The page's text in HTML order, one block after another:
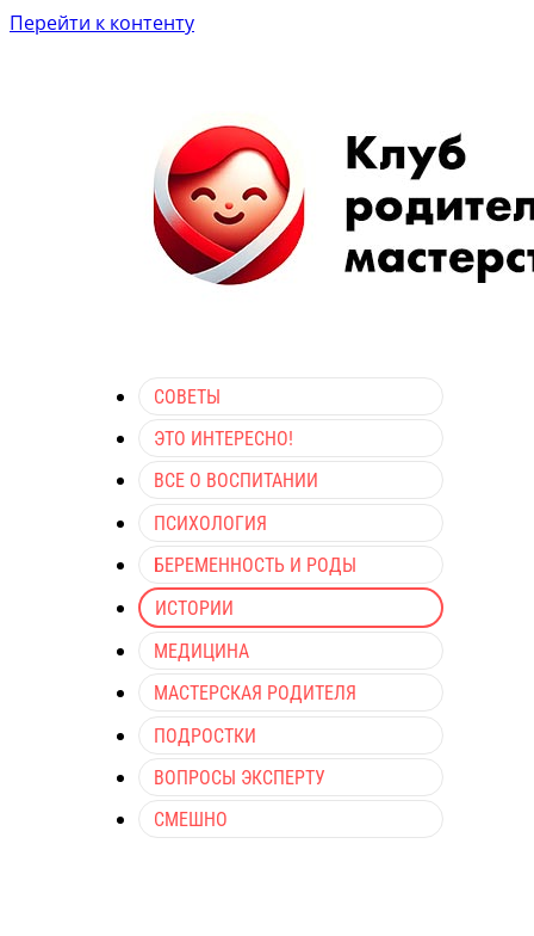
Перейти к контенту
СОВЕТЫ
ЭТО ИНТЕРЕСНО!
ВСЕ О ВОСПИТАНИИ
ПСИХОЛОГИЯ
БЕРЕМЕННОСТЬ И РОДЫ
ИСТОРИИ
МЕДИЦИНА
МАСТЕРСКАЯ РОДИТЕЛЯ
ПОДРОСТКИ
ВОПРОСЫ ЭКСПЕРТУ
СМЕШНО